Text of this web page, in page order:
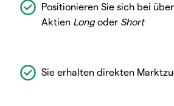
Positionieren Sie sich bei
Aktien Longoder Short
Sie erhalten direkten